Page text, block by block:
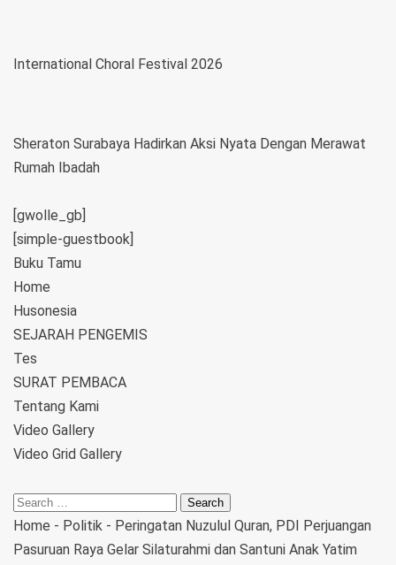
International Choral Festival 2026
Sheraton Surabaya Hadirkan Aksi Nyata Dengan Merawat
Rumah Ibadah
[gwolle_gb]
[simple-guestbook]
Buku Tamu
Home
Husonesia
SEJARAH PENGEMIS
Tes
SURAT PEMBACA
Tentang Kami
Video Gallery
Video Grid Gallery
Home - Politik - Peringatan Nuzulul Quran, PDI Perjuangan
Pasuruan Raya Gelar Silaturahmi dan Santuni Anak Yatim